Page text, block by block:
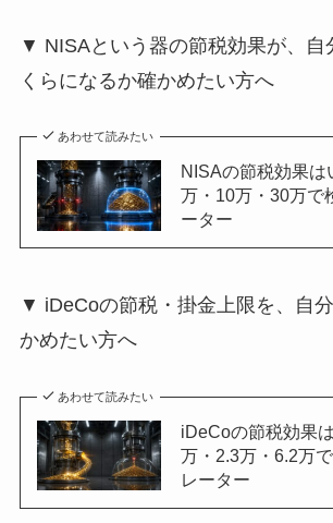
▼ NISAという器の節税効果が、自
くらになるか確かめたい方へ
あわせて読みたい
NISAの節税効果は
万・10万・30万で
ーター
▼ iDeCoの節税・掛金上限を、自
かめたい方へ
あわせて読みたい
iDeCoの節税効果
万・2.3万・6.2万
レーター